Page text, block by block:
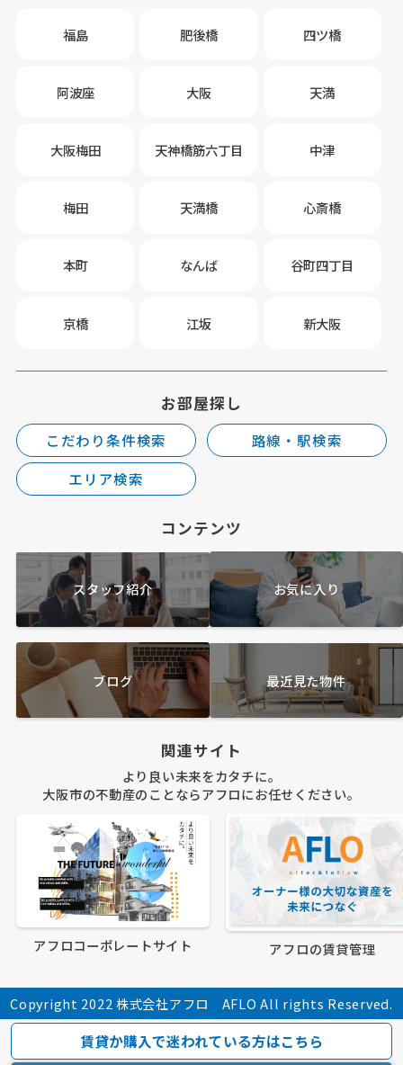
福島 肥後橋 四ツ橋
阿波座 大阪 天満
大阪梅田 天神橋筋六丁目 中津
梅田 天満橋 心斎橋
本町 なんば 谷町四丁目
京橋 江坂 新大阪
お部屋探し
こだわり条件検索
路線・駅検索
エリア検索
コンテンツ
スタッフ紹介 お気に入り
ブログ 最近見た物件
関連サイト
より良い未来をカタチに。
大阪市の不動産のことならアフロにお任せください。
アフロコーポレートサイト アフロの賃貸管理
Copyright 2022 株式会社アフロ AFLO All rights Reserved.
賃貸か購入で迷われている方はこちら